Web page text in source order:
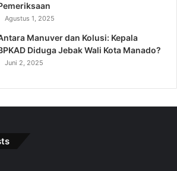
Agustus 1, 2025
Manuver dan Kolusi: Kepala
Diduga Jebak Wali Kota Manado?
Juni 2, 2025